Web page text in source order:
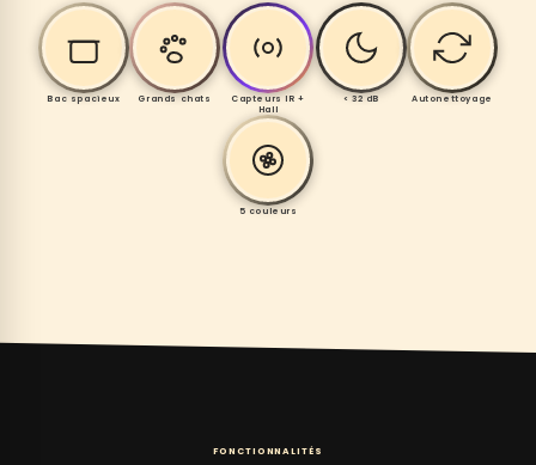
Bac spacieux Grands chats
Capteurs IR +
Hall
< 32 dB Autonettoyage
5 couleurs
FONCTIONNALITÉS